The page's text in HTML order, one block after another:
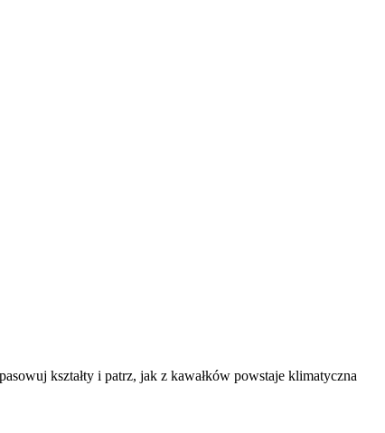
kształty i patrz, jak z kawałków powstaje klimatyczna